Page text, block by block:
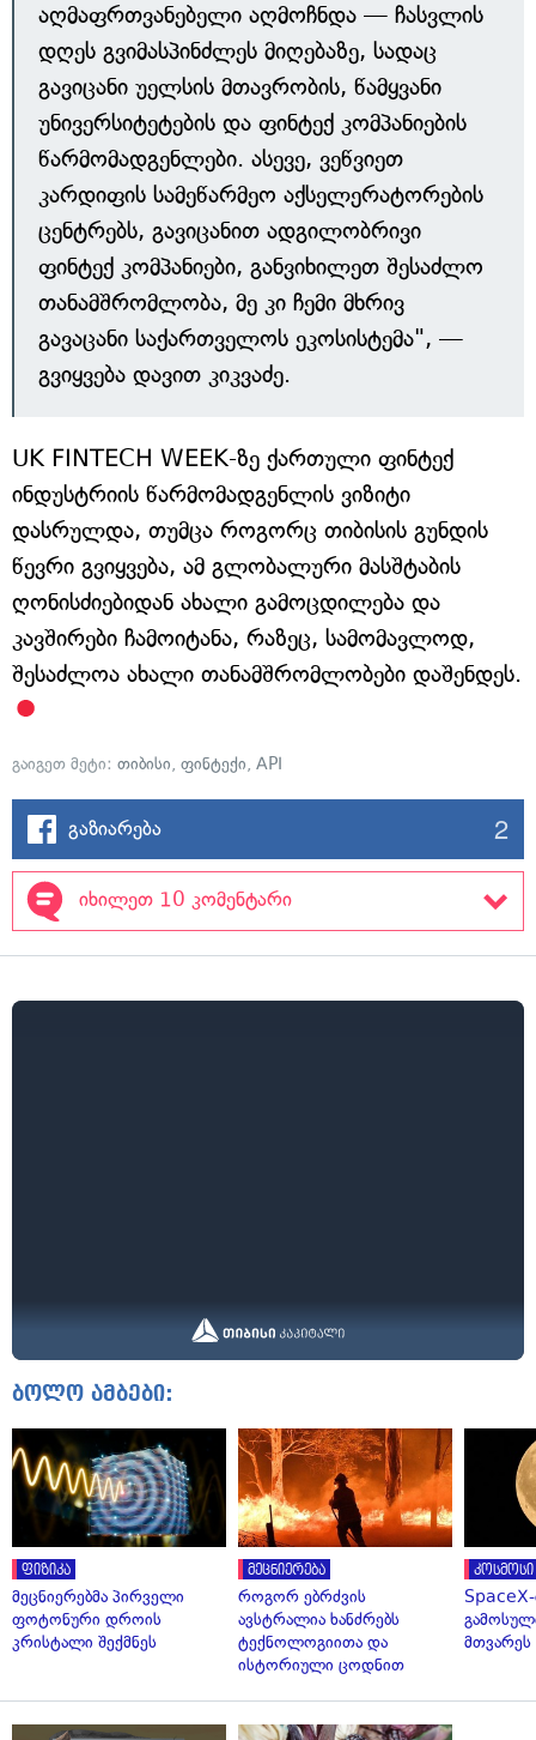
აღმაფრთვანებელი აღმოჩნდა — ჩასვლის
დღეს გვიმასპინძლეს მიღებაზე, სადაც
გავიცანი უელსის მთავრობის, წამყვანი
უნივერსიტეტების და ფინტექ კომპანიების
წარმომადგენლები. ასევე, ვეწვიეთ
კარდიფის სამეწარმეო აქსელერატორების
ცენტრებს, გავიცანით ადგილობრივი
ფინტექ კომპანიები, განვიხილეთ შესაძლო
თანამშრომლობა, მე კი ჩემი მხრივ
გავაცანი საქართველოს ეკოსისტემა", —
გვიყვება დავით კიკვაძე.
UK FINTECH WEEK-ზე ქართული ფინტექ
ინდუსტრიის წარმომადგენლის ვიზიტი
დასრულდა, თუმცა როგორც თიბისის გუნდის
წევრი გვიყვება, ამ გლობალური მასშტაბის
ღონისძიებიდან ახალი გამოცდილება და
კავშირები ჩამოიტანა, რაზეც, სამომავლოდ,
შესაძლოა ახალი თანამშრომლობები დაშენდეს.
გაიგეთ მეტი: თიბისი, ფინტექი, API
გაზიარება 2
იხილეთ 10 კომენტარი
ბოლო ამბები:
ფიზიკა
მეცნიერებმა პირველი
ფოტონური დროის
კრისტალი შექმნეს
მეცნიერება
როგორ ებრძვის
ავსტრალია ხანძრებს
ტექნოლოგიითა და
ისტორიული ცოდნით
კოსმოსი
მთვარეს